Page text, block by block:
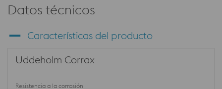
Datos técnicos
Características del producto
Uddeholm Corrax
Resistencia a la corrosión